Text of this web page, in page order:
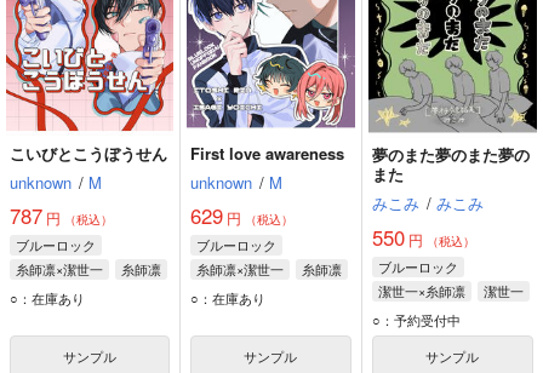
こいびとこうぼうせん
unknown / M
787 円 （税込）
ブルーロック
糸師凛×潔世一
糸師凛
潔世一
○：在庫あり
サンプル
First love awareness
unknown / M
629 円 （税込）
ブルーロック
糸師凛×潔世一
糸師凛
潔世一
○：在庫あり
サンプル
夢のまた夢のまた夢の
また
みこみ / みこみ
550円 （税込）
ブルーロック
潔世一×糸師凛
潔世一
糸師凛
○：予約受付中
サンプル